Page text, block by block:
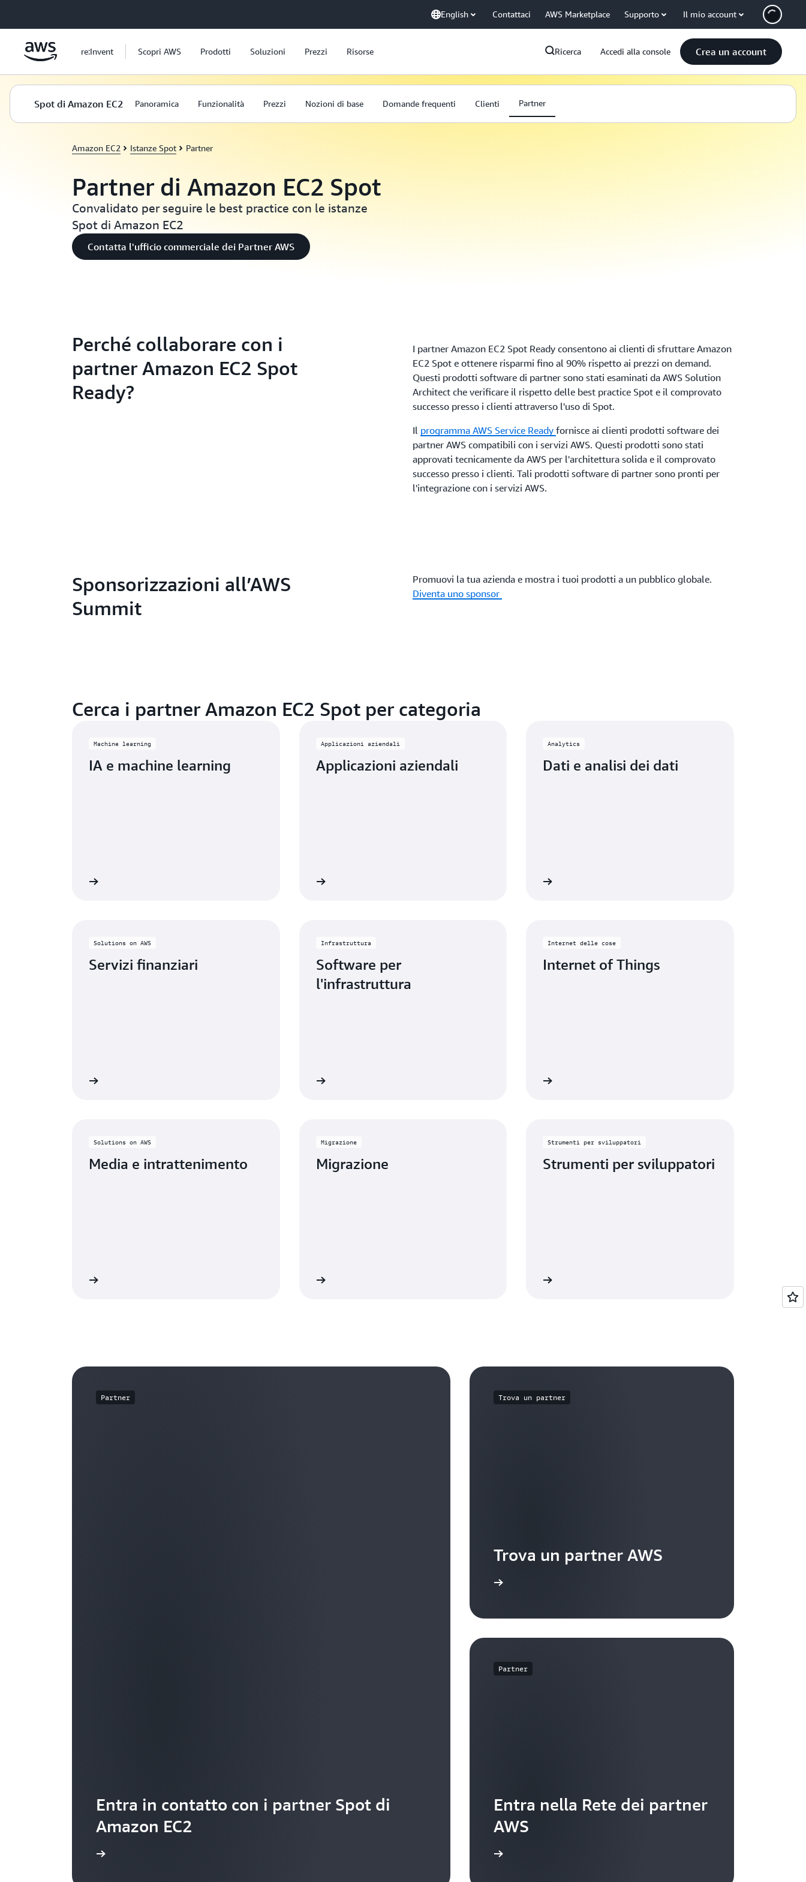
English Contattaci AWS Marketplace Supporto Il mio account
re:Invent Scopri AWS Prodotti Soluzioni Prezzi Risorse Ricerca Accedi alla console Crea un account
Spot di Amazon EC2 Panoramica Funzionalità Prezzi Nozioni di base Domande frequenti Clienti Partner
Amazon EC2 Istanze Spot Partner
Partner di Amazon EC2 Spot
Convalidato per seguire le best practice con le istanze
Spot di Amazon EC2
Contatta l'ufficio commerciale dei Partner AWS
Perché collaborare con i
partner Amazon EC2 Spot
Ready?
I partner Amazon EC2 Spot Ready consentono ai clienti di sfruttare Amazon
EC2 Spot e ottenere risparmi fino al 90% rispetto ai prezzi on demand.
Questi prodotti software di partner sono stati esaminati da AWS Solution
Architect che verificare il rispetto delle best practice Spot e il comprovato
successo presso i clienti attraverso l'uso di Spot.
Il programma AWS Service Ready fornisce ai clienti prodotti software dei
partner AWS compatibili con i servizi AWS. Questi prodotti sono stati
approvati tecnicamente da AWS per l'architettura solida e il comprovato
successo presso i clienti. Tali prodotti software di partner sono pronti per
l'integrazione con i servizi AWS.
Sponsorizzazioni all’AWS
Summit
Promuovi la tua azienda e mostra i tuoi prodotti a un pubblico globale.
Diventa uno sponsor
Cerca i partner Amazon EC2 Spot per categoria
Machine learning
IA e machine learning
Applicazioni aziendali
Applicazioni aziendali
Analytics
Dati e analisi dei dati
Solutions on AWS
Servizi finanziari
Infrastruttura
Software per
l'infrastruttura
Internet delle cose
Internet of Things
Solutions on AWS
Media e intrattenimento
Migrazione
Migrazione
Strumenti per sviluppatori
Strumenti per sviluppatori
Partner
Entra in contatto con i partner Spot di
Amazon EC2
Trova un partner
Trova un partner AWS
Partner
Entra nella Rete dei partner
AWS